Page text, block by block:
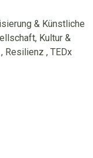
& Künstliche
Kultur &
, Resilienz , TEDx